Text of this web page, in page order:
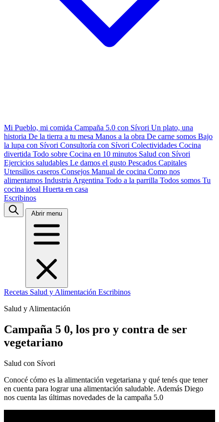
Mi Pueblo, mi comida Campaña 5.0 con Sívori Un plato, una
historia De la tierra a tu mesa Manos a la obra De carne somos Bajo
la lupa con Sívori Consultoría con Sívori Colectividades Cocina
divertida Todo sobre Cocina en 10 minutos Salud con Sívori
Ejercicios saludables Le damos el gusto Pescados Capitales
Utensilios caseros Consejos Manual de cocina Como nos
alimentamos Industria Argentina Todo a la parrilla Todos somos Tu
cocina ideal Huerta en casa
Escribinos
Abrir menu
Recetas Salud y Alimentación Escribinos
Salud y Alimentación
Campaña 5 0, los pro y contra de ser
vegetariano
Salud con Sívori
Conocé cómo es la alimentación vegetariana y qué tenés que tener
en cuenta para lograr una alimentación saludable. Además Diego
nos cuenta las últimas novedades de la campaña 5.0